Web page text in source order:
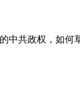
共政权，如何